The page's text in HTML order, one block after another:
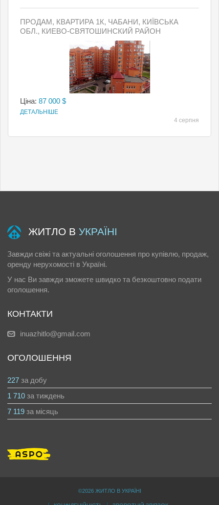
ПРОДАМ, КВАРТИРА 1К, ЧАБАНИ, КИЇВСЬКА
ОБЛ., КИЕВО-СВЯТОШИНСКИЙ РАЙОН
Ціна: 87 000 $
ДЕТАЛЬНІШЕ
4 серпня
ЖИТЛО В УКРАЇНІ
Завжди свіжі та актуальні оголошення про купівлю, продаж,
оренду нерухомості в Україні.
У нас Ви завжди зможете швидко та безкоштовно подати
оголошення.
КОНТАКТИ
inuazhitlo@gmail.com
ОГОЛОШЕННЯ
227 за добу
1 710 за тиждень
7 119 за місяць
©2026 ЖИТЛО В УКРАЇНІ